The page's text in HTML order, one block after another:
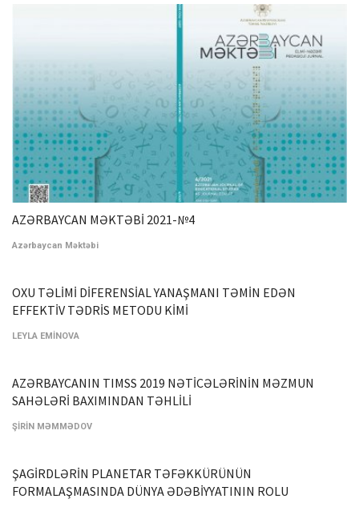
AZƏRBAYCAN MƏKTƏBİ 2021-№4
Azərbaycan Məktəbi
OXU TƏLİMİ DİFERENSİAL YANAŞMANI TƏMİN EDƏN
EFFEKTİV TƏDRİS METODU KİMİ
LEYLA EMİNOVA
AZƏRBAYCANIN TIMSS 2019 NƏTİCƏLƏRİNİN MƏZMUN
SAHƏLƏRİ BAXIMINDAN TƏHLİLİ
ŞİRİN MƏMMƏDOV
ŞAGİRDLƏRİN PLANETAR TƏFƏKKÜRÜNÜN
FORMALAŞMASINDA DÜNYA ƏDƏBİYYATININ ROLU